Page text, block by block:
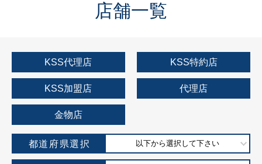
店舗一覧
KSS代理店 KSS特約店
KSS加盟店 代理店
金物店
都道府県選択 以下から選択して下さい